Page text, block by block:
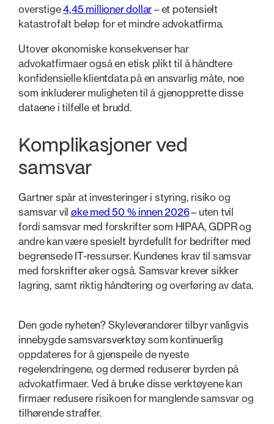
overstige4,45 millioner dollar – et potensielt
katastrofalt beløp for et mindre advokatfirma.
Utover økonomiske konsekvenser har
advokatfirmaer også en etisk plikt til å håndtere
konfidensielle klientdata på en ansvarlig måte, noe
som inkluderer muligheten til å gjenopprette disse
dataene i tilfelle et brudd.
Komplikasjoner ved
samsvar
Gartner spår at investeringer i styring, risiko og
samsvar vil øke med 50 % innen 2026– uten tvil
fordi samsvar med forskrifter som HIPAA, GDPR og
andre kan være spesielt byrdefullt for bedrifter med
begrensede IT-ressurser. Kundenes krav til samsvar
med forskrifter øker også. Samsvar krever sikker
lagring, samt riktig håndtering og overføring av data.
Den gode nyheten? Skyleverandører tilbyr vanligvis
innebygde samsvarsverktøy som kontinuerlig
oppdateres for å gjenspeile de nyeste
regelendringene, og dermed reduserer byrden på
advokatfirmaer. Ved å bruke disse verktøyene kan
firmaer redusere risikoen for manglende samsvar og
tilhørende straffer.